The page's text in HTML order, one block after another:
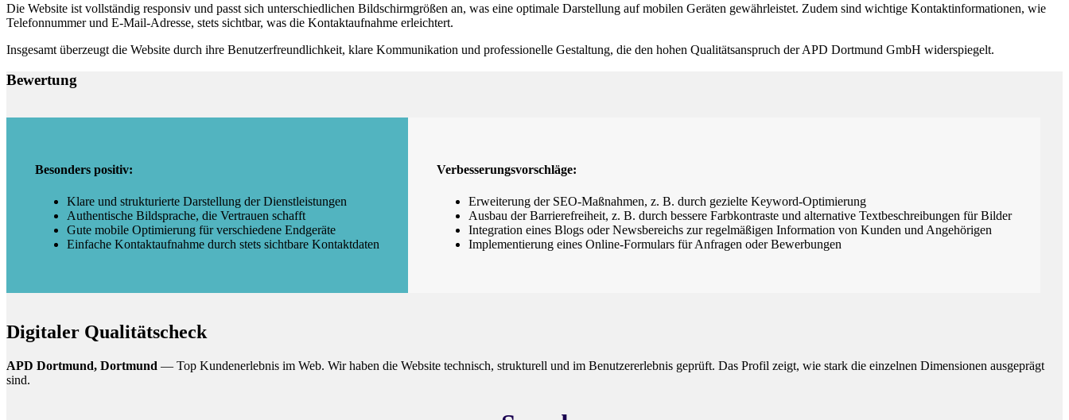
Die Website ist vollständig responsiv und passt sich unterschiedlichen Bildschirmgrößen an, was eine optimale Darstellung auf mobilen Geräten gewährleistet. Zudem sind wichtige Kontaktinformationen, wie
Telefonnummer und E-Mail-Adresse, stets sichtbar, was die Kontaktaufnahme erleichtert.
Insgesamt überzeugt die Website durch ihre Benutzerfreundlichkeit, klare Kommunikation und professionelle Gestaltung, die den hohen Qualitätsanspruch der APD Dortmund GmbH widerspiegelt.
Bewertung
Besonders positiv:
Klare und strukturierte Darstellung der Dienstleistungen
Authentische Bildsprache, die Vertrauen schafft
Gute mobile Optimierung für verschiedene Endgeräte
Einfache Kontaktaufnahme durch stets sichtbare Kontaktdaten
Verbesserungsvorschläge:
Erweiterung der SEO-Maßnahmen, z. B. durch gezielte Keyword-Optimierung
Ausbau der Barrierefreiheit, z. B. durch bessere Farbkontraste und alternative Textbeschreibungen für Bilder
Integration eines Blogs oder Newsbereichs zur regelmäßigen Information von Kunden und Angehörigen
Implementierung eines Online-Formulars für Anfragen oder Bewerbungen
Digitaler Qualitätscheck
APD Dortmund, Dortmund — Top Kundenerlebnis im Web. Wir haben die Website technisch, strukturell und im Benutzererlebnis geprüft. Das Profil zeigt, wie stark die einzelnen Dimensionen ausgeprägt
sind.